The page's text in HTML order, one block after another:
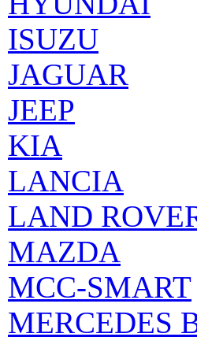
ISUZU
JAGUAR
JEEP
KIA
LANCIA
LAND
MAZDA
MCC-SMART
MERCEDES